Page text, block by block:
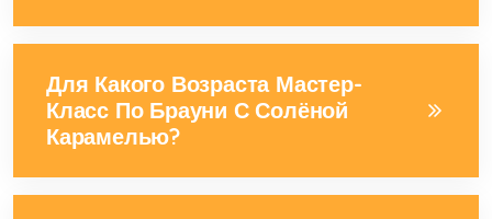
Для Какого Возраста Мастер-
Класс По Брауни С Солёной
Карамелью?